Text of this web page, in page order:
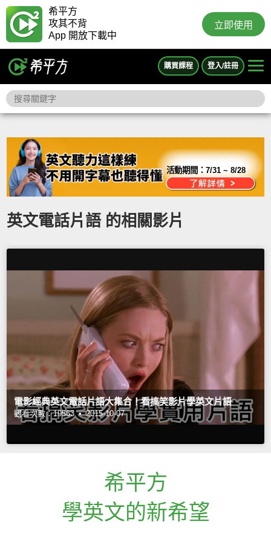
希平方
攻其不背
App 開放下載中
立即使用
購買課程 登入/註冊
活動期間：7/31 ~ 8/28
英文電話片語 的相關影片
電影經典英文電話片語大集合！看搞笑影片學英文片語
觀看次數：19563 • 2015-10-07
希平方
學英文的新希望